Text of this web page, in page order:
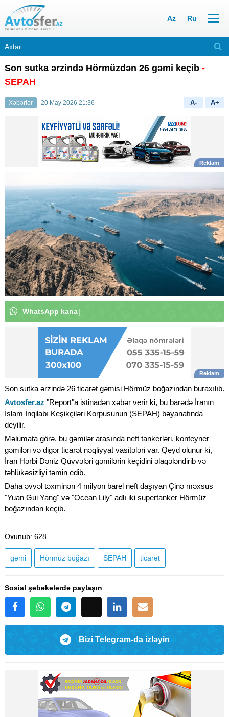
Az Ru
Son sutka ərzində Hörmüzdən 26 gəmi keçib -
SEPAH
Xəbərlər 20 May 2026 21:36 A- A+
WhatsApp kanal
Son sutka ərzində 26 ticarət gəmisi Hörmüz boğazından buraxılıb.
Avtosfer.az "Report"a istinadən xəbər verir ki, bu barədə İranın
İslam İnqilabı Keşikçiləri Korpusunun (SEPAH) bəyanatında
deyilir.
Məlumata görə, bu gəmilər arasında neft tankerləri, konteyner
gəmiləri və digər ticarət nəqliyyat vasitələri var. Qeyd olunur ki,
İran Hərbi Dəniz Qüvvələri gəmilərin keçidini əlaqələndirib və
təhlükəsizliyi təmin edib.
Daha əvvəl təxminən 4 milyon barel neft daşıyan Çinə məxsus
"Yuan Gui Yang" və "Ocean Lily" adlı iki supertanker Hörmüz
boğazından keçib.
Oxunub: 628
gəmi Hörmüz boğazı SEPAH ticarət
Sosial şəbəkələrdə paylaşın
Bizi Telegram-da izləyin